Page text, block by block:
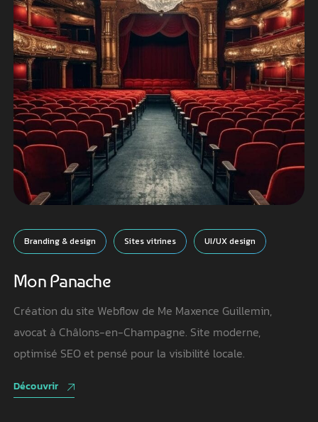
Branding & design Sites vitrines UI/UX design
Mon Panache
Création du site Webflow de Me Maxence Guillemin,
avocat à Châlons-en-Champagne. Site moderne,
optimisé SEO et pensé pour la visibilité locale.
Découvrir